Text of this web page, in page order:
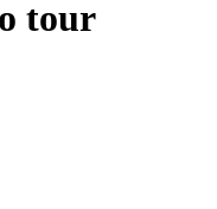
tour